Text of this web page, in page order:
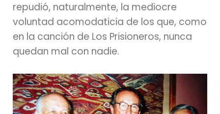
repudió, naturalmente, la mediocre
voluntad acomodaticia de los que, como
en la canción de Los Prisioneros, nunca
quedan mal con nadie.